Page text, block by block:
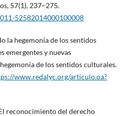
57(1), 237–275.
52582014000100008
la hegemonía de los sentidos
emergentes y nuevas
de los sentidos culturales.
www.redalyc.org/articulo.oa?
reconocimiento del derecho